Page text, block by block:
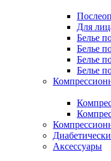
Для
Белье
Белье
Белье
Белье
Аксессуары